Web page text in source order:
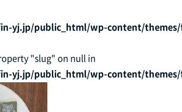
yj.jp/public_html/wp-content/
"slug" on null in
yj.jp/public_html/wp-content/